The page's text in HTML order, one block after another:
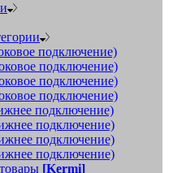
подключение)
подключение)
подключение)
подключение)
подключение)
подключение)
подключение)
подключение)
[Kermi]